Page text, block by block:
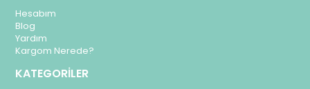
Hesabım
Blog
Yardım
Kargom Nerede?
KATEGORİLER